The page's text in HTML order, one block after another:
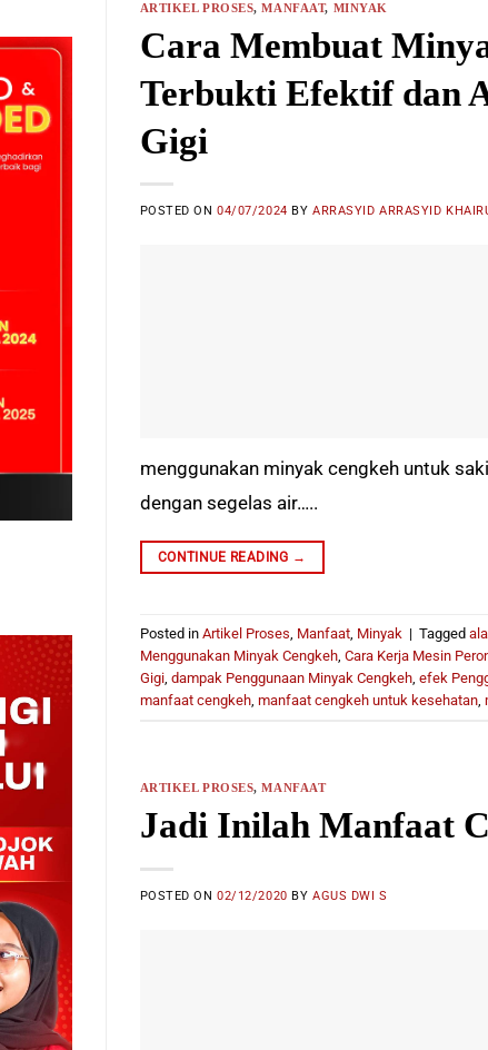
ARTIKEL PROSES,MANFAAT, MINYAK
Cara Membuat
Terbukti Efektif dan
Gigi
POSTED ON04/07/2024 BY ARRASYID ARRASYID
menggunakan minyak cengkeh untuk
dengan segelas air…..
CONTINUE READING →
Posted in Artikel Proses Manfaat, Minyak | Tagged
Menggunakan Minyak Cengkeh, Cara Kerja Mesin
Gigi, dampak Penggunaan Minyak Cengkeh, efek
manfaat cengkeh, manfaat cengkeh untuk kesehatan,
ARTIKEL PROSES,MANFAAT
Jadi Inilah Manfaat
POSTED ON02/12/2020 BY AGUS DWI S